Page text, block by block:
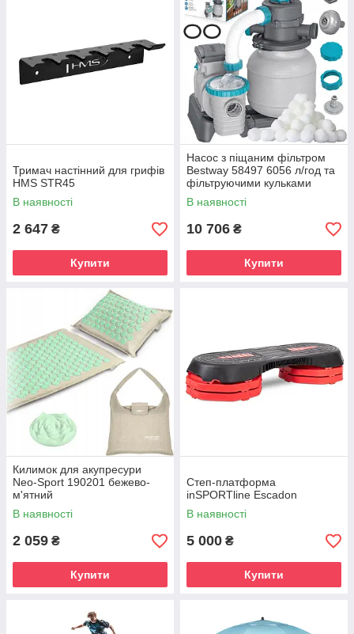
Тримач настінний для грифів
HMS STR45
В наявності
2 647 ₴
Купити
Насос з піщаним фільтром
Bestway 58497 6056 л/год та
фільтруючими кульками
В наявності
10 706 ₴
Купити
Килимок для акупресури
Neo-Sport 190201 бежево-
м'ятний
В наявності
2 059 ₴
Купити
Степ-платформа
inSPORTline Escadon
В наявності
5 000 ₴
Купити